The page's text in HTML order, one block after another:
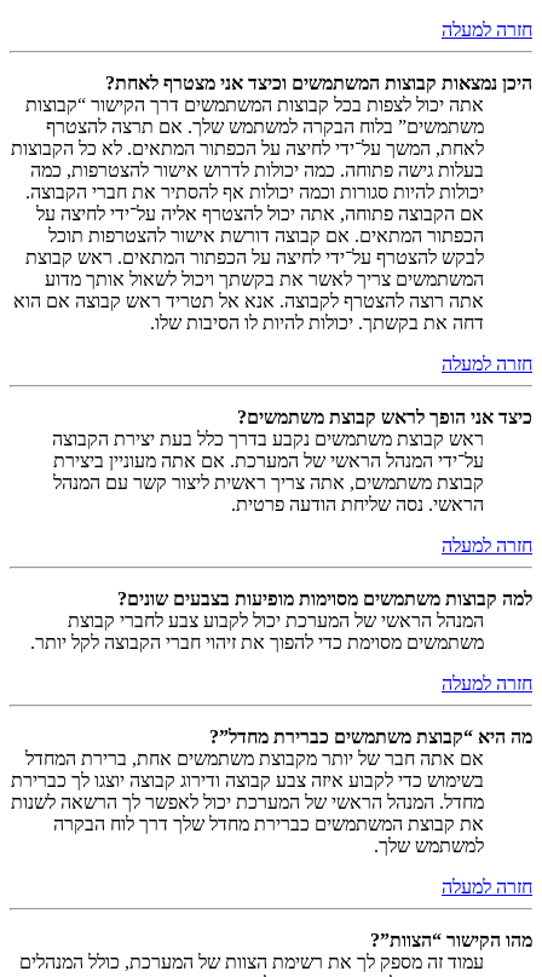
חזרה למעלה
היכן נמצאות קבוצות המשתמשים וכיצד אני מצטרף לאחת?
אתה יכול לצפות בכל קבוצות המשתמשים דרך הקישור “קבוצות
משתמשים” בלוח הבקרה למשתמש שלך. אם תרצה להצטרף
לאחת, המשך על־ידי לחיצה על הכפתור המתאים. לא כל הקבוצות
בעלות גישה פתוחה. כמה יכולות לדרוש אישור להצטרפות, כמה
יכולות להיות סגורות וכמה יכולות אף להסתיר את חברי הקבוצה.
אם הקבוצה פתוחה, אתה יכול להצטרף אליה על־ידי לחיצה על
הכפתור המתאים. אם קבוצה דורשת אישור להצטרפות תוכל
לבקש להצטרף על־ידי לחיצה על הכפתור המתאים. ראש קבוצת
המשתמשים צריך לאשר את בקשתך ויכול לשאול אותך מדוע
אתה רוצה להצטרף לקבוצה. אנא אל תטריד ראש קבוצה אם הוא
דחה את בקשתך. יכולות להיות לו הסיבות שלו.
חזרה למעלה
כיצד אני הופך לראש קבוצת משתמשים?
ראש קבוצת משתמשים נקבע בדרך כלל בעת יצירת הקבוצה
על־ידי המנהל הראשי של המערכת. אם אתה מעוניין ביצירת
קבוצת משתמשים, אתה צריך ראשית ליצור קשר עם המנהל
הראשי. נסה שליחת הודעה פרטית.
חזרה למעלה
למה קבוצות משתמשים מסוימות מופיעות בצבעים שונים?
המנהל הראשי של המערכת יכול לקבוע צבע לחברי קבוצת
משתמשים מסוימת כדי להפוך את זיהוי חברי הקבוצה לקל יותר.
חזרה למעלה
מה היא “קבוצת משתמשים כברירת מחדל”?
אם אתה חבר של יותר מקבוצת משתמשים אחת, ברירת המחדל
בשימוש כדי לקבוע איזה צבע קבוצה ודירוג קבוצה יוצגו לך כברירת
מחדל. המנהל הראשי של המערכת יכול לאפשר לך הרשאה לשנות
את קבוצת המשתמשים כברירת מחדל שלך דרך לוח הבקרה
למשתמש שלך.
חזרה למעלה
מהו הקישור “הצוות”?
עמוד זה מספק לך את רשימת הצוות של המערכת, כולל המנהלים